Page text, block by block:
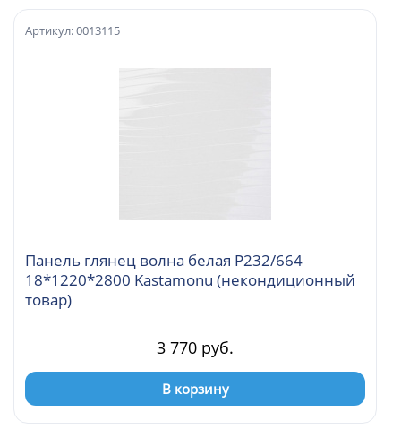
Панель глянец волна белая Р232/664
18*1220*2800 Kastamonu (некондиционный
товар)
Артикул: 0013115
3 770 руб.
В корзину